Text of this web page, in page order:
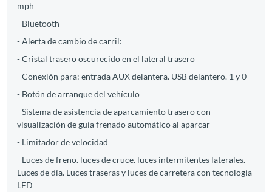
mph
- Bluetooth
- Alerta de cambio de carril:
- Cristal trasero oscurecido en el lateral trasero
- Conexión para: entrada AUX delantera. USB delantero. 1 y 0
- Botón de arranque del vehículo
- Sistema de asistencia de aparcamiento trasero con
visualización de guía frenado automático al aparcar
- Limitador de velocidad
- Luces de freno. luces de cruce. luces intermitentes laterales.
Luces de día. Luces traseras y luces de carretera con tecnología
LED